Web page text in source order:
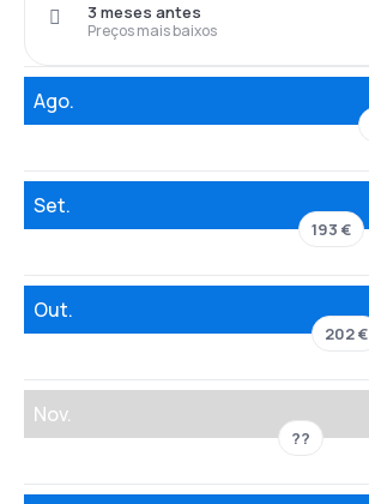
Preços mais baixos
3 meses antes
Ago.
Set.
193 €
Out.
202 €
Nov.
??